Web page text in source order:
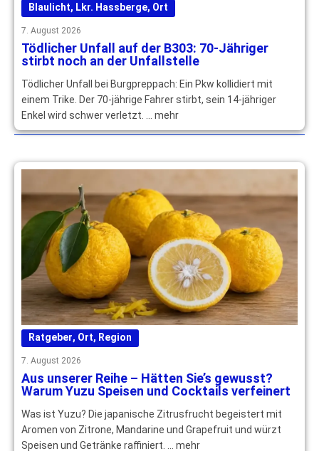
Blaulicht, Lkr. Hassberge, Ort
7. August 2026
Tödlicher Unfall auf der B303: 70-Jähriger
stirbt noch an der Unfallstelle
Tödlicher Unfall bei Burgpreppach: Ein Pkw kollidiert mit
einem Trike. Der 70-jährige Fahrer stirbt, sein 14-jähriger
Enkel wird schwer verletzt. … mehr
Ratgeber, Ort, Region
7. August 2026
Aus unserer Reihe – Hätten Sie’s gewusst?
Warum Yuzu Speisen und Cocktails verfeinert
Was ist Yuzu? Die japanische Zitrusfrucht begeistert mit
Aromen von Zitrone, Mandarine und Grapefruit und würzt
Speisen und Getränke raffiniert. … mehr